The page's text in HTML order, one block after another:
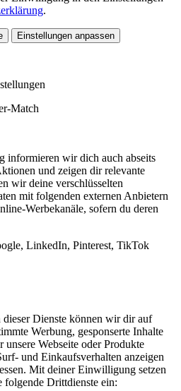
.
Einstellungen anpassen
Match
informieren wir dich auch abseits
und zeigen dir relevante
wir deine verschlüsselten
mit folgenden externen Anbietern
Werbekanäle, sofern du deren
LinkedIn, Pinterest, TikTok
Dienste können wir dir auf
Werbung, gesponserte Inhalte
unsere Webseite oder Produkte
und Einkaufsverhalten anzeigen
Mit deiner Einwilligung setzen
folgende Drittdienste ein: